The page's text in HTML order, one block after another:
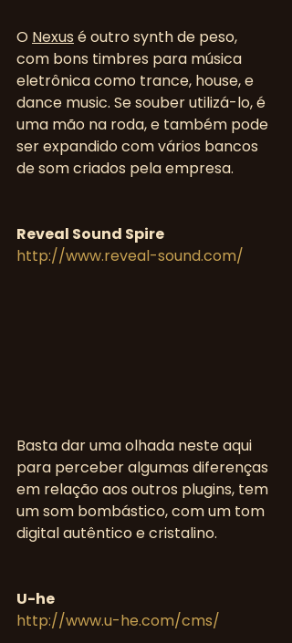
O Nexus é outro synth de peso,
com bons timbres para música
eletrônica como trance, house, e
dance music. Se souber utilizá-lo, é
uma mão na roda, e também pode
ser expandido com vários bancos
de som criados pela empresa.
Reveal Sound Spire
http://www.reveal-sound.com/
Basta dar uma olhada neste aqui
para perceber algumas diferenças
em relação aos outros plugins, tem
um som bombástico, com um tom
digital autêntico e cristalino.
U-he
http://www.u-he.com/cms/